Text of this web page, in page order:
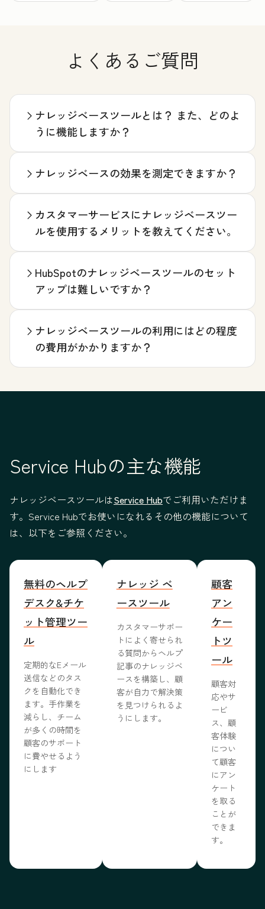
よくあるご質問
ナレッジベースツールとは？ また、どのよ
うに機能しますか？
ナレッジベースの効果を測定できますか？
カスタマーサービスにナレッジベースツー
ルを使用するメリットを教えてください。
HubSpotのナレッジベースツールのセット
アップは難しいですか？
ナレッジベースツールの利用にはどの程度
の費用がかかりますか？
Service Hubの主な機能
ナレッジベースツールはService Hubでご利用いただけま
す。Service Hubでお使いになれるその他の機能について
は、以下をご参照ください。
無料のヘルプ
デスク&チケ
ット管理ツー
ル
定期的なEメール
送信などのタス
クを自動化でき
ます。手作業を
減らし、チーム
が多くの時間を
顧客のサポート
に費やせるよう
にします
ナレッジ ベ
ースツール
カスタマーサポー
トによく寄せられ
る質問からヘルプ
記事のナレッジベ
ースを構築し、顧
客が自力で解決策
を見つけられるよ
うにします。
顧客
アン
ケー
トツ
ール
顧客対
応やサ
ービ
ス、顧
客体験
につい
て顧客
にアン
ケート
を取る
ことが
できま
す。